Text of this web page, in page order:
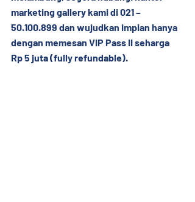
marketing gallery kami di 021 –
50.100.899 dan wujudkan impian hanya
dengan memesan VIP Pass II seharga
Rp 5 juta (fully refundable).